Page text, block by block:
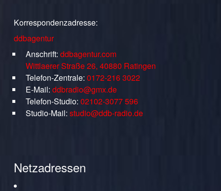
Korrespondenzadresse:
ddbagentur
Anschrift: ddbagentur.com
Wittlaerer Straße 26, 40880 Ratingen
Telefon-Zentrale: 0172-216 3022
E-Mail: ddbradio@gmx.de
Telefon-Studio: 02102-3077 596
Studio-Mail: studio@ddb-radio.de
Netzadressen